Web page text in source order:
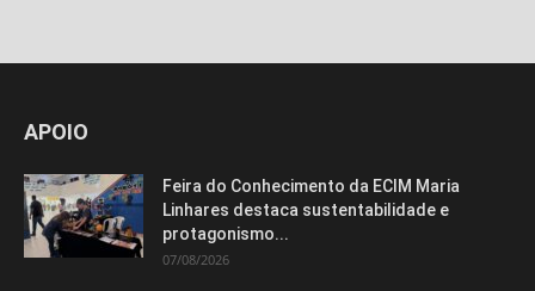
APOIO
Feira do Conhecimento da ECIM Maria
Linhares destaca sustentabilidade e
protagonismo...
07/08/2026